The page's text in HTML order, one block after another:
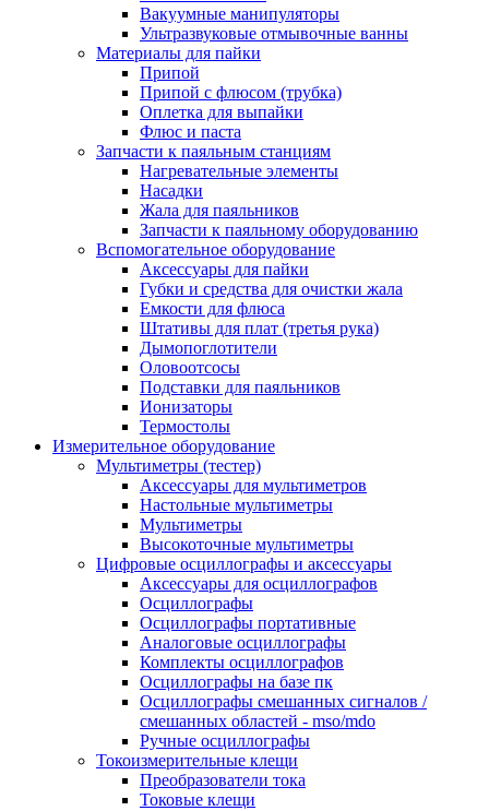
Вакуумные манипуляторы
Ультразвуковые отмывочные ванны
Материалы для пайки
Припой
Припой с флюсом (трубка)
Оплетка для выпайки
Флюс и паста
Запчасти к паяльным станциям
Нагревательные элементы
Насадки
Жала для паяльников
Запчасти к паяльному оборудованию
Вспомогательное оборудование
Аксессуары для пайки
Губки и средства для очистки жала
Емкости для флюса
Штативы для плат (третья рука)
Дымопоглотители
Оловоотсосы
Подставки для паяльников
Ионизаторы
Термостолы
Измерительное оборудование
Мультиметры (тестер)
Аксессуары для мультиметров
Настольные мультиметры
Мультиметры
Высокоточные мультиметры
Цифровые осциллографы и аксессуары
Аксессуары для осциллографов
Осциллографы
Осциллографы портативные
Аналоговые осциллографы
Комплекты осциллографов
Осциллографы на базе пк
Осциллографы смешанных сигналов /
смешанных областей - mso/mdo
Ручные осциллографы
Токоизмерительные клещи
Преобразователи тока
Токовые клещи